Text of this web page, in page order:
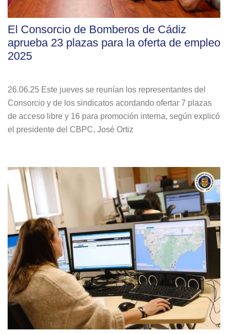
El Consorcio de Bomberos de Cádiz
aprueba 23 plazas para la oferta de empleo
2025
26.06.25 Este jueves se reunían los representantes del
Consorcio y de los sindicatos acordando ofertar 7 plazas
de acceso libre y 16 para promoción interna, según explicó
el presidente del CBPC, José Ortiz